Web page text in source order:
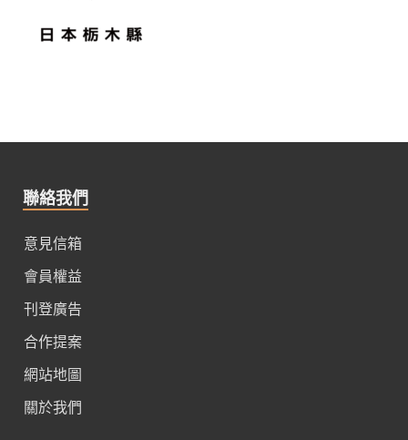
聯絡我們
意見信箱
會員權益
刊登廣告
合作提案
網站地圖
關於我們